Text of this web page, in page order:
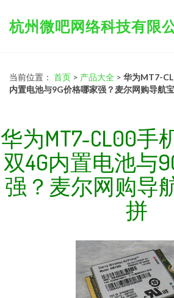
杭州微吧网络科技有限
当前位置： 首页 > 产品大全 > 华为MT7-
内置电池与9G价格哪家强？麦尔网购导航
华为MT7-CL00手
双4G内置电池与
强？麦尔网购导
拼